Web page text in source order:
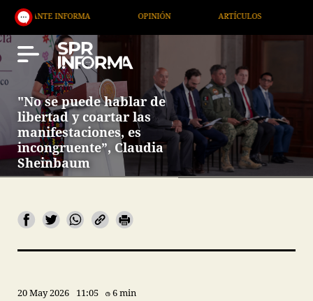
INFORMA ARTÍCULOS
"No se puede hablar de
libertad y coartar las
manifestaciones, es
incongruente”, Claudia
Sheinbaum
20 May 2026 11:05 6 min